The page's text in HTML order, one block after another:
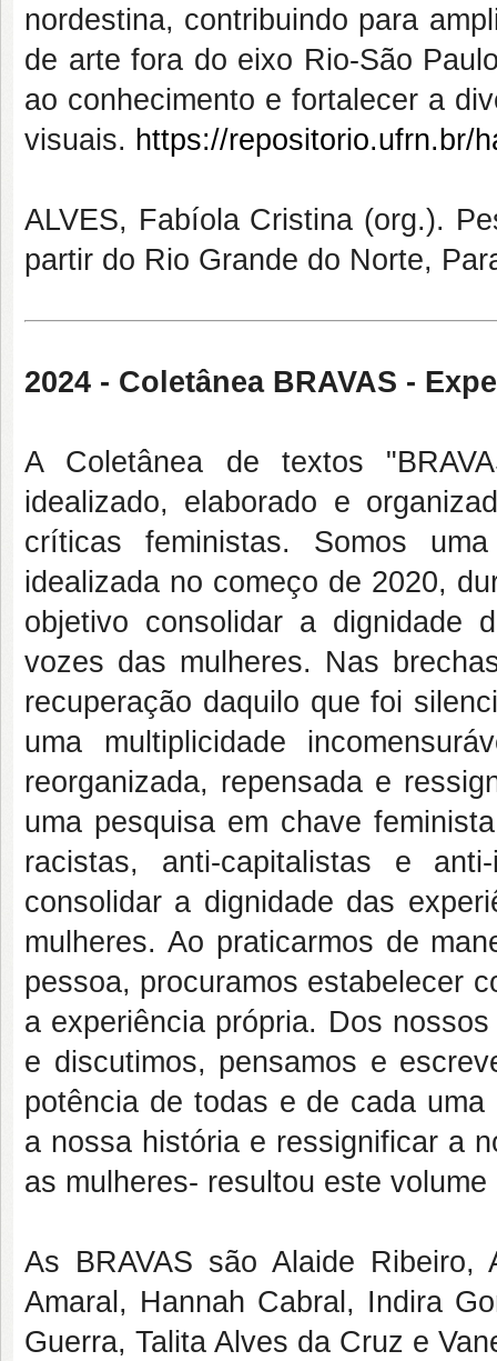
nordestina, contribuindo para
de arte fora do eixo Rio-São
ao conhecimento e fortalecer a
visuais. https://repositorio.ufrn.br/
ALVES, Fabíola Cristina (org.).
partir do Rio Grande do Norte,
2024 - Coletânea BRAVAS -
A Coletânea de textos
idealizado, elaborado e
críticas feministas. Somos
idealizada no começo de 2020,
objetivo consolidar a dignidade
vozes das mulheres. Nas
recuperação daquilo que foi
uma multiplicidade
reorganizada, repensada e
uma pesquisa em chave
racistas, anti-capitalistas e
consolidar a dignidade das
mulheres. Ao praticarmos de
pessoa, procuramos estabelecer
a experiência própria. Dos
e discutimos, pensamos e
potência de todas e de cada
a nossa história e ressignificar a
as mulheres- resultou este
As BRAVAS são Alaide Ribeiro,
Amaral, Hannah Cabral, Indira
Guerra, Talita Alves da Cruz e